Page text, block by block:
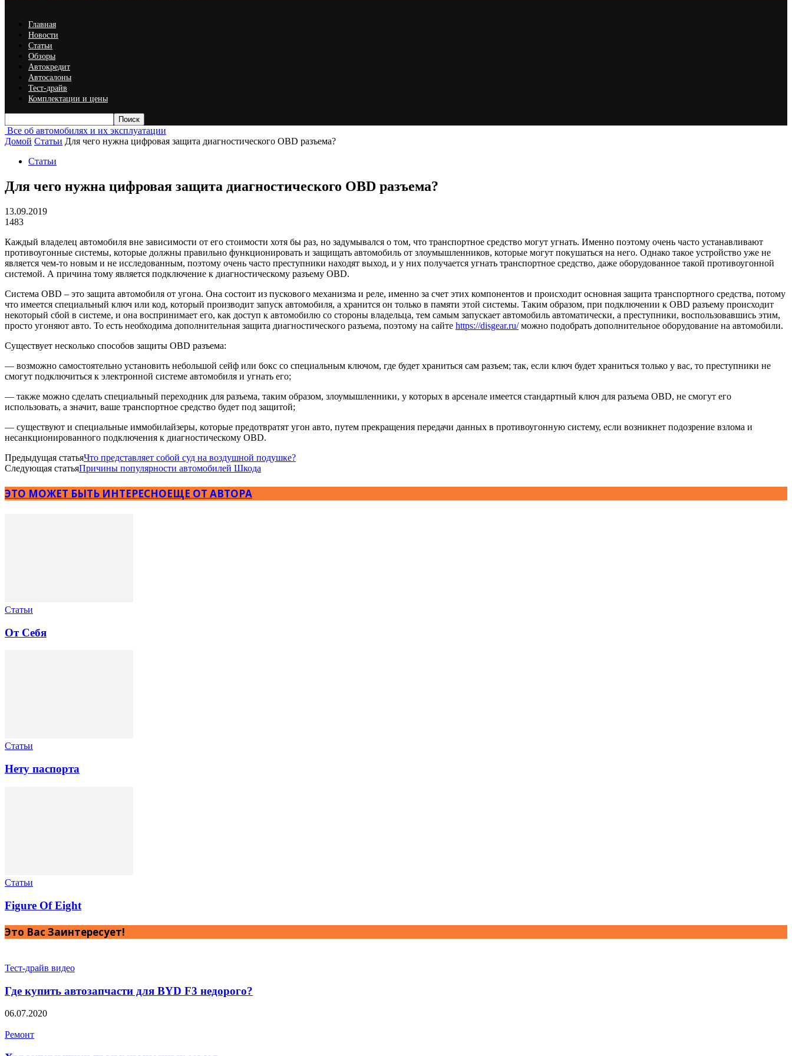
Главная
Новости
Статьи
Обзоры
Автокредит
Автосалоны
Тест-драйв
Комплектации и цены
Все об автомобилях и их эксплуатации
Домой Статьи Для чего нужна цифровая защита диагностического OBD разъема?
Статьи
Для чего нужна цифровая защита диагностического OBD разъема?
13.09.2019
1483
Каждый владелец автомобиля вне зависимости от его стоимости хотя бы раз, но задумывался о том, что транспортное средство могут угнать. Именно поэтому очень часто устанавливают
противоугонные системы, которые должны правильно функционировать и защищать автомобиль от злоумышленников, которые могут покушаться на него. Однако такое устройство уже не
является чем-то новым и не исследованным, поэтому очень часто преступники находят выход, и у них получается угнать транспортное средство, даже оборудованное такой противоугонной
системой. А причина тому является подключение к диагностическому разъему OBD.
Система OBD – это защита автомобиля от угона. Она состоит из пускового механизма и реле, именно за счет этих компонентов и происходит основная защита транспортного средства, потому
что имеется специальный ключ или код, который производит запуск автомобиля, а хранится он только в памяти этой системы. Таким образом, при подключении к OBD разъему происходит
некоторый сбой в системе, и она воспринимает его, как доступ к автомобилю со стороны владельца, тем самым запускает автомобиль автоматически, а преступники, воспользовавшись этим,
просто угоняют авто. То есть необходима дополнительная защита диагностического разъема, поэтому на сайте https://disgear.ru/можно подобрать дополнительное оборудование на автомобили.
Существует несколько способов защиты OBD разъема:
— возможно самостоятельно установить небольшой сейф или бокс со специальным ключом, где будет храниться сам разъем; так, если ключ будет храниться только у вас, то преступники не
смогут подключиться к электронной системе автомобиля и угнать его;
— также можно сделать специальный переходник для разъема, таким образом, злоумышленники, у которых в арсенале имеется стандартный ключ для разъема OBD, не смогут его
использовать, а значит, ваше транспортное средство будет под защитой;
— существуют и специальные иммобилайзеры, которые предотвратят угон авто, путем прекращения передачи данных в противоугонную систему, если возникнет подозрение взлома и
несанкционированного подключения к диагностическому OBD.
Предыдущая статьяЧто представляет собой суд на воздушной подушке?
Следующая статьяПричины популярности автомобилей Шкода
ЭТО МОЖЕТ БЫТЬ ИНТЕРЕСНОЕЩЕ ОТ АВТОРА
Статьи
От Себя
Статьи
Нету паспорта
Статьи
Figure Of Eight
Это Вас Заинтересует!
Тест-драйв видео
Где купить автозапчасти для BYD F3 недорого?
06.07.2020
Ремонт